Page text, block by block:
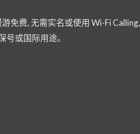
免费, 无需实名或使用 Wi-Fi
或国际用途。